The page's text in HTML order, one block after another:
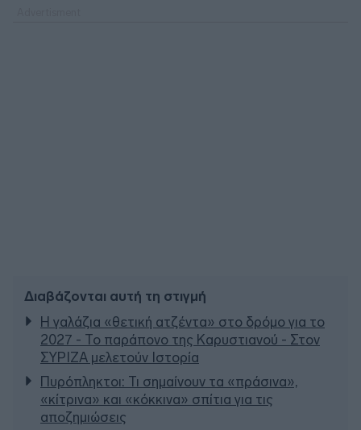
Διαβάζονται αυτή τη στιγμή
Η γαλάζια «θετική ατζέντα» στο δρόμο για το
2027 - Το παράπονο της Καρυστιανού - Στον
ΣΥΡΙΖΑ μελετούν Ιστορία
Πυρόπληκτοι: Τι σημαίνουν τα «πράσινα»,
«κίτρινα» και «κόκκινα» σπίτια για τις
αποζημιώσεις